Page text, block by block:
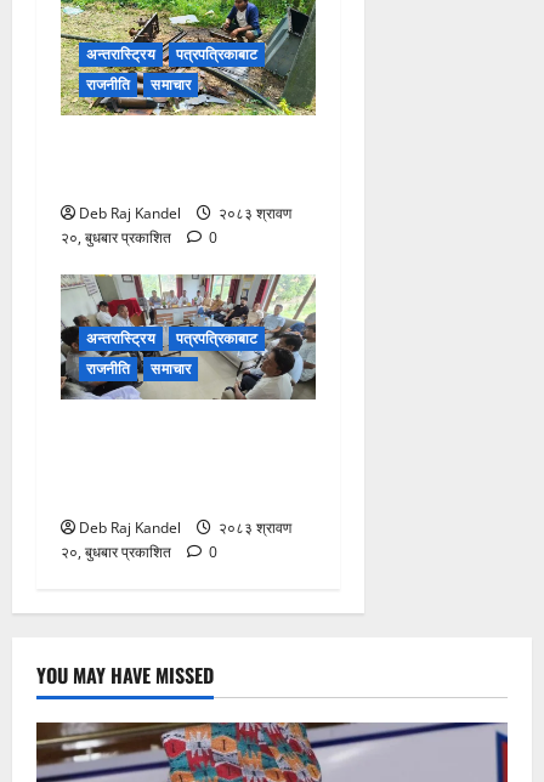
अन्तरास्ट्रिय
पत्रपत्रिकाबाट
राजनीति
समाचार
Deb Raj Kandel
२०८३ श्रावण
२०, बुधबार प्रकाशित
0
अन्तरास्ट्रिय
पत्रपत्रिकाबाट
राजनीति
समाचार
Deb Raj Kandel
२०८३ श्रावण
२०, बुधबार प्रकाशित
0
YOU MAY HAVE MISSED